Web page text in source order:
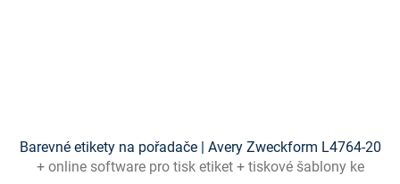
Barevné etikety na pořadače | Avery Zweckform L4764-20
+ online software pro tisk etiket + tiskové šablony ke